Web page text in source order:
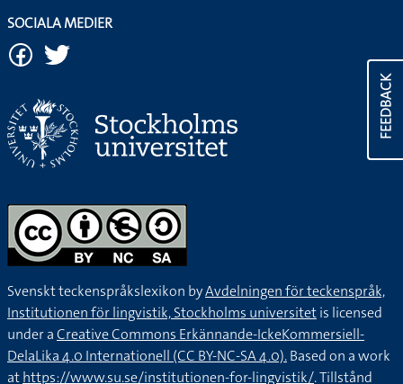
FEEDBACK
SOCIALA MEDIER
Svenskt teckenspråkslexikon byAvdelningen för teckenspråk,
Institutionen för lingvistik, Stockholms universitetis licensed
under aCreative Commons Erkännande-IckeKommersiell-
DelaLika 4.0 Internationell (CC BY-NC-SA 4.0).Based on a work
athttps://www.su.se/institutionen-for-lingvistik/. Tillstånd